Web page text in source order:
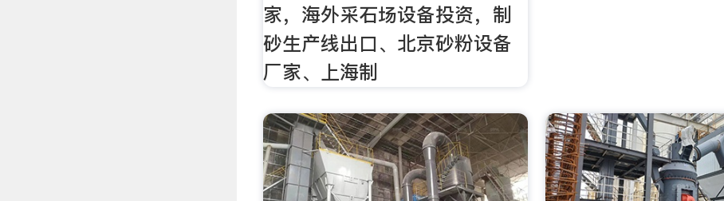
家，海外采石场设备投资，制
砂生产线出口、北京砂粉设备
厂家、上海制